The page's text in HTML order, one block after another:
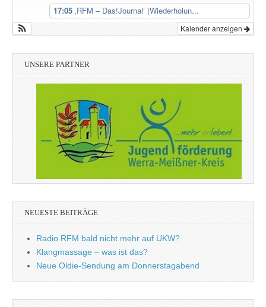
17:05 ‚RFM – Das!Journal‘ (Wiederholun...
Kalender anzeigen
UNSERE PARTNER
NEUESTE BEITRÄGE
Radio RFM bald nicht mehr auf UKW?
Klangmassage – was ist das?
Neue Oldie-Sendung am Donnerstagabend